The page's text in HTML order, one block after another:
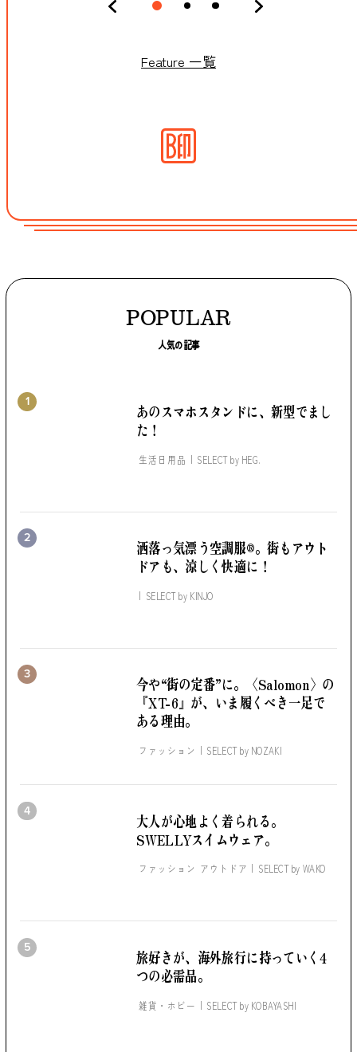
Feature 一覧
POPULAR
人気の記事
1 あのスマホスタンドに、新型でまし
た！
生活日用品 SELECT by HEG.
2 洒落っ気漂う空調服®。街もアウト
ドアも、涼しく快適に！
SELECT by KINJO
3 今や“街の定番”に。
〈Salomon〉の
『XT-6』が、いま履くべき一足で
ある理由。
ファッション SELECT by NOZAKI
4
大人が心地よく着られる。
SWELLYスイムウェア。
ファッション アウトドア SELECT by WAKO
5
旅好きが、海外旅行に持っていく4
つの必需品。
雑貨・ホビー SELECT by KOBAYASHI